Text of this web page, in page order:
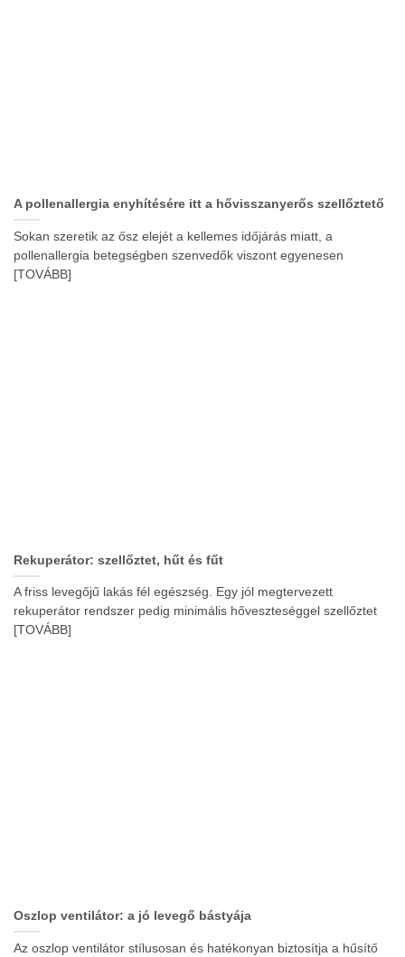
A pollenallergia enyhítésére itt a hővisszanyerős szellőztető
Sokan szeretik az ősz elejét a kellemes időjárás miatt, a
pollenallergia betegségben szenvedők viszont egyenesen
[TOVÁBB]
Rekuperátor: szellőztet, hűt és fűt
A friss levegőjű lakás fél egészség. Egy jól megtervezett
rekuperátor rendszer pedig minimális hőveszteséggel szellőztet
[TOVÁBB]
Oszlop ventilátor: a jó levegő bástyája
Az oszlop ventilátor stílusosan és hatékonyan biztosítja a hűsítő